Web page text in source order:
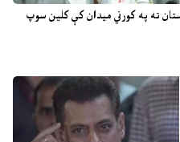
ته په کورني میدان کې کلین سوپ